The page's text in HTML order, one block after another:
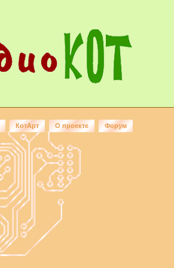
КотАрт О проекте Форум